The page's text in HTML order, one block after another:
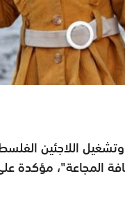
اللاجئين
المجاعة"، مؤكدة